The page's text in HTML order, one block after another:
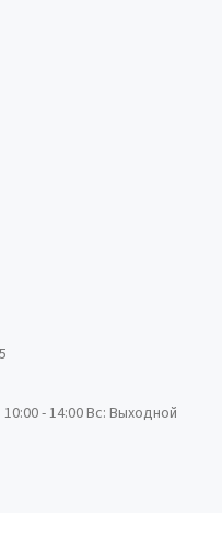
- 14:00 Вс: Выходной